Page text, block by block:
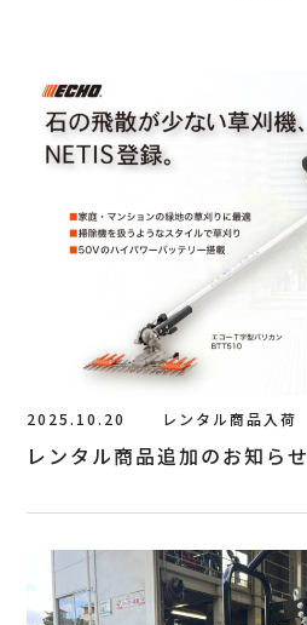
2025.10.20 レンタル商品入荷
レンタル商品追加のお知らせ